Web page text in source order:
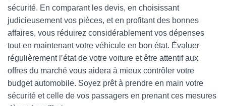
sécurité. En comparant les devis, en choisissant
judicieusement vos pièces, et en profitant des bonnes
affaires, vous réduirez considérablement vos dépenses
tout en maintenant votre véhicule en bon état. Évaluer
régulièrement l’état de votre voiture et être attentif aux
offres du marché vous aidera à mieux contrôler votre
budget automobile. Soyez prêt à prendre en main votre
sécurité et celle de vos passagers en prenant ces mesures